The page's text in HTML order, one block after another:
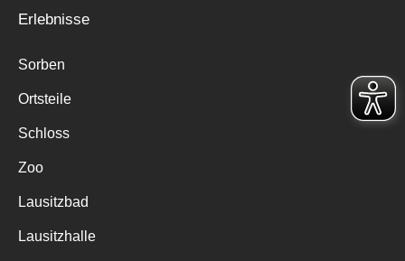
Erlebnisse
Sorben
Ortsteile
Schloss
Zoo
Lausitzbad
Lausitzhalle